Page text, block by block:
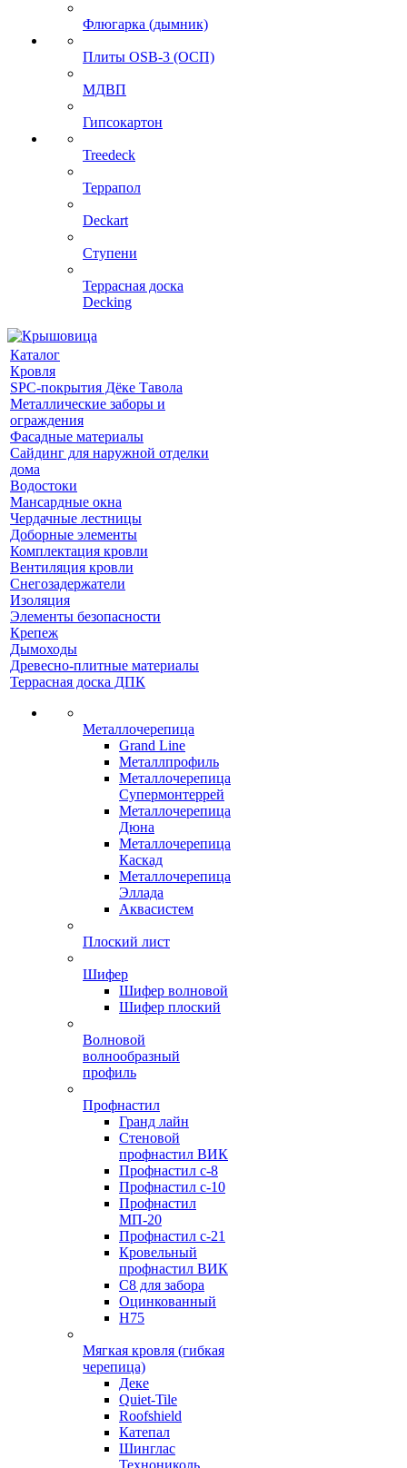
Флюгарка (дымник)
Плиты OSB-3 (ОСП)
МДВП
Гипсокартон
Treedeck
Террапол
Deckart
Ступени
Террасная доска
Decking
Каталог
Кровля
SPC-покрытия Дёке Тавола
Металлические заборы и
ограждения
Фасадные материалы
Сайдинг для наружной отделки
дома
Водостоки
Мансардные окна
Чердачные лестницы
Доборные элементы
Комплектация кровли
Вентиляция кровли
Снегозадержатели
Изоляция
Элементы безопасности
Крепеж
Дымоходы
Древесно-плитные материалы
Террасная доска ДПК
Металлочерепица
Grand Line
Металлпрофиль
Металлочерепица
Супермонтеррей
Металлочерепица
Дюна
Металлочерепица
Каскад
Металлочерепица
Эллада
Аквасистем
Плоский лист
Шифер
Шифер волновой
Шифер плоский
Волновой
волнообразный
профиль
Профнастил
Гранд лайн
Стеновой
профнастил ВИК
Профнастил с-8
Профнастил с-10
Профнастил
МП-20
Профнастил с-21
Кровельный
профнастил ВИК
С8 для забора
Оцинкованный
Н75
Мягкая кровля (гибкая
черепица)
Деке
Quiet-Tile
Roofshield
Катепал
Шинглас
Технониколь